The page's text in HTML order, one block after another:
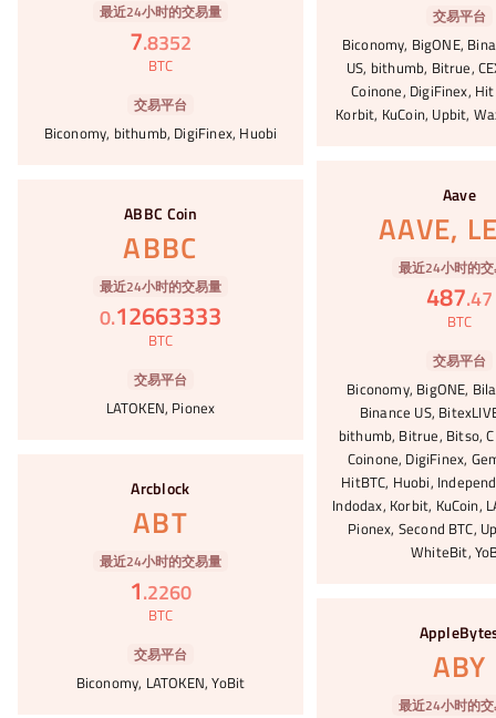
交易平台
Biconomy, BigONE,
US, bithumb, Bitrue,
Coinone, DigiFinex,
Korbit, KuCoin, Upbit,
最近24小时的交易量
7.8352
BTC
交易平台
Biconomy, bithumb, DigiFinex, Huobi
Aave
AAVE,
最近24小时的
487.47
BTC
交易平台
Biconomy, BigONE,
Binance US,
bithumb, Bitrue, Bitso,
Coinone, DigiFinex,
HitBTC, Huobi,
Indodax, Korbit, KuCoin,
Pionex, Second BTC,
WhiteBit,
ABBC Coin
ABBC
最近24小时的交易量
0.12663333
BTC
交易平台
LATOKEN, Pionex
Arcblock
ABT
最近24小时的交易量
1.2260
BTC
交易平台
Biconomy, LATOKEN, YoBit ABY
最近24小时的